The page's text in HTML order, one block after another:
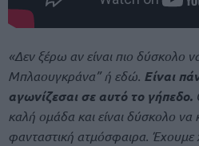
«Δεν ξέρω αν είναι πιο δύσκολο
Μπλαουγκράνα” ή εδώ. Είναι
αγωνίζεσαι σε αυτό το γήπεδο.
καλή ομάδα και είναι δύσκολο να
φανταστική ατμόσφαιρα. Έχουμε